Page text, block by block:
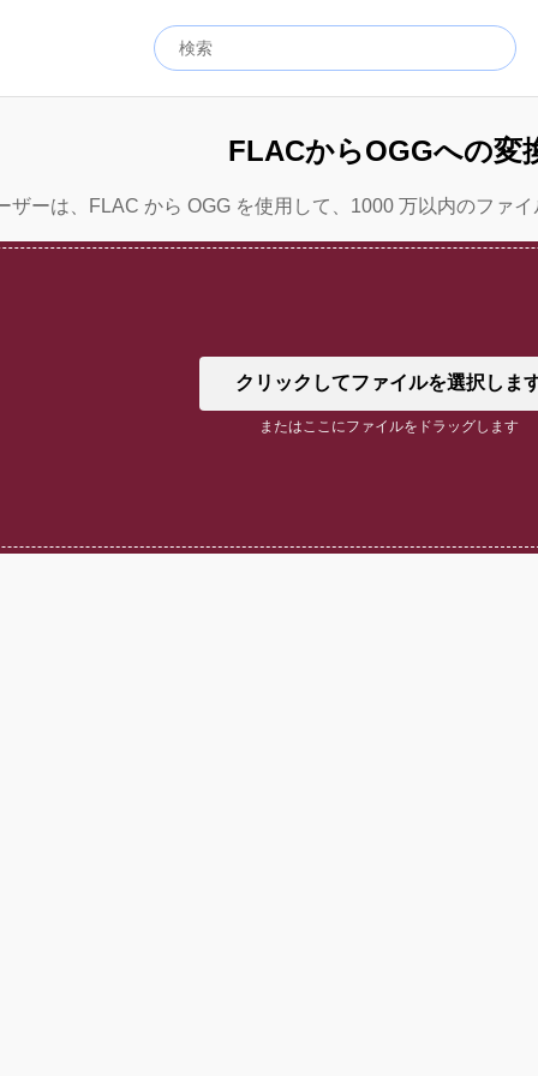
FLACからOGGへの変
ザーは、FLAC から OGG を使用して、1000 万以内のファ
クリックしてファイルを選択しま
またはここにファイルをドラッグします